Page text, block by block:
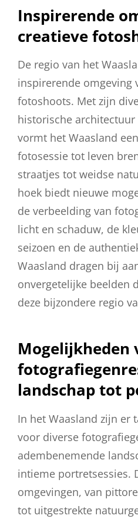
Inspirerende
creatieve
De regio van het
inspirerende omgeving
fotoshoots. Met zijn
historische
vormt het Waasland
fotosessie tot leven
straatjes tot weidse
hoek biedt nieuwe
de verbeelding van
licht en schaduw, de
seizoen en de
Waasland dragen bij
onvergetelijke beelden
deze bijzondere regio
Mogelijkheden
landschap tot
In het Waasland zijn er
voor diverse
adembenemende
intieme portretsessies.
omgevingen, van
tot uitgestrekte